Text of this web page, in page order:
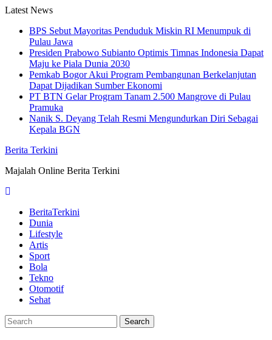
Skip
content
Latest News
BPS Sebut Mayoritas Penduduk Miskin RI Menumpuk di
Pulau Jawa
Presiden Prabowo Subianto Optimis Timnas Indonesia Dapat
Maju ke Piala Dunia 2030
Pemkab Bogor Akui Program Pembangunan Berkelanjutan
Dapat Dijadikan Sumber Ekonomi
PT BTN Gelar Program Tanam 2.500 Mangrove di Pulau
Pramuka
Nanik S. Deyang Telah Resmi Mengundurkan Diri Sebagai
Kepala BGN
Berita Terkini
Majalah Online Berita Terkini
BeritaTerkini
Dunia
Lifestyle
Artis
Sport
Bola
Tekno
Otomotif
Sehat